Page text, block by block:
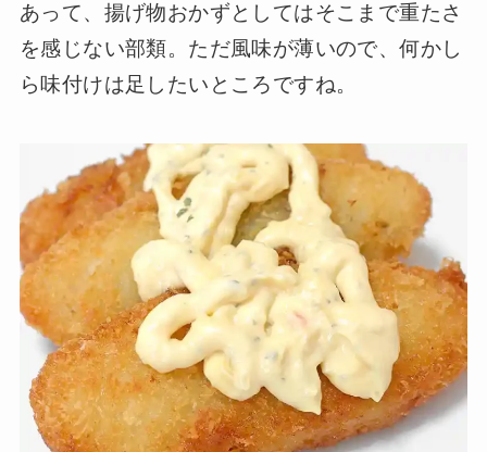
あって、揚げ物おかずとしてはそこまで重たさ
を感じない部類。ただ風味が薄いので、何かし
ら味付けは足したいところですね。